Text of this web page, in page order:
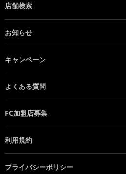
店舗検索
お知らせ
キャンペーン
よくある質問
FC加盟店募集
利用規約
プライバシーポリシー